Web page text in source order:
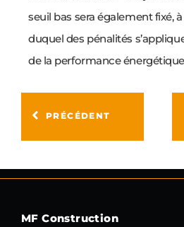
seuil bas sera également fixé,
duquel des pénalités
de la performance
PRÉCÉDENT
MF Construction